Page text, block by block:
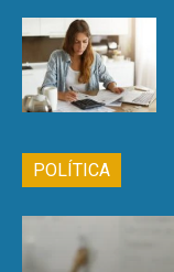
POLÍTICA